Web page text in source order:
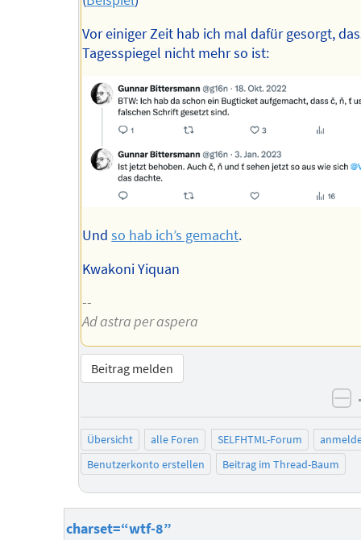
Vor einiger Zeit hab ich mal dafür gesorgt,
Tagesspiegel nicht mehr so ist:
Undso hab ich’s gemacht.
Kwakoni Yiquan
--
Ad astra per aspera
Beitrag melden
Übersicht alle Foren SELFHTML-Forum
Benutzerkonto erstellen
Beitrag im Thread-Baum
charset=“wtf-8”